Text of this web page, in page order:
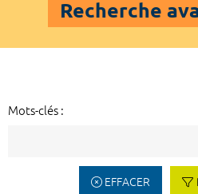
Recherche
Mots-clés :
EFFACER